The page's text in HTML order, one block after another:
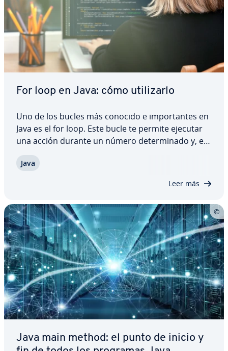
For loop en Java: cómo uti­li­zar­lo
Uno de los bucles más conocido e im­po­r­ta­n­tes en
Java es el for loop. Este bucle te permite ejecutar
una acción durante un número de­te­r­mi­na­do y, en
claridad. A co­n­ti­nua­ción, además de explicar lo
Java
Leer más
Java main method: el punto de inicio y